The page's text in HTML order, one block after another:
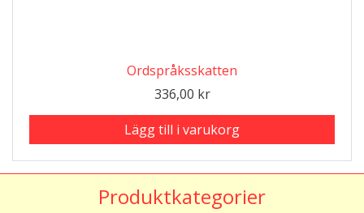
Ordspråksskatten
336,00 kr
Lägg till i varukorg
Produktkategorier